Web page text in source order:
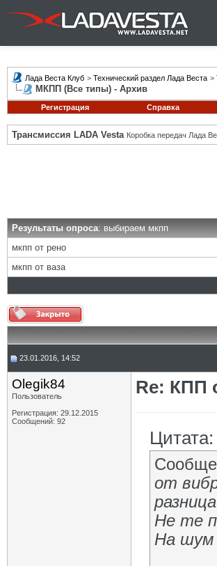
Лада Веста Клуб > Технический раздел Лада Веста >
МКПП (Все типы) - Архив
Регистрация Справка
Трансмиссия LADA Vesta Коробка передач Лада
Результаты опроса: выбираем мкпп
мкпп от рено
мкпп от ваза
23.01.2016, 14:52
Olegik84
Пользователь
Регистрация: 29.12.2015
Сообщений: 92
Re: КПП
Цитата:
от
Не те
На шум